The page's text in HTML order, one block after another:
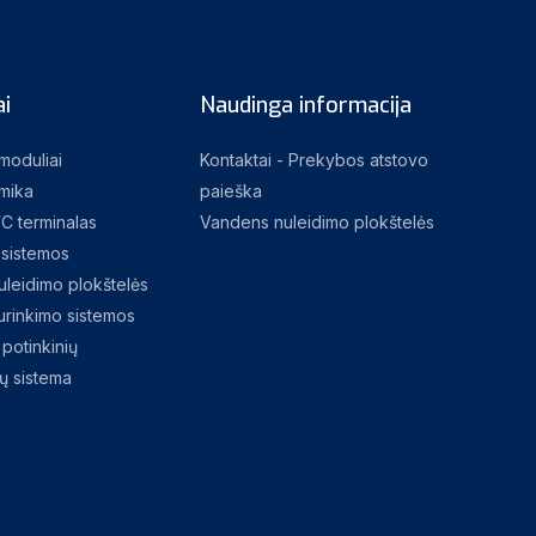
terminalas
plokštelės
sistemos
sistema
Naudinga informacija
Kontaktai - Prekybos atstovo
paieška
Vandens nuleidimo plokštelės